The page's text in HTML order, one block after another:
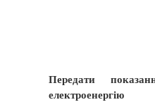
Передати
електроенергію